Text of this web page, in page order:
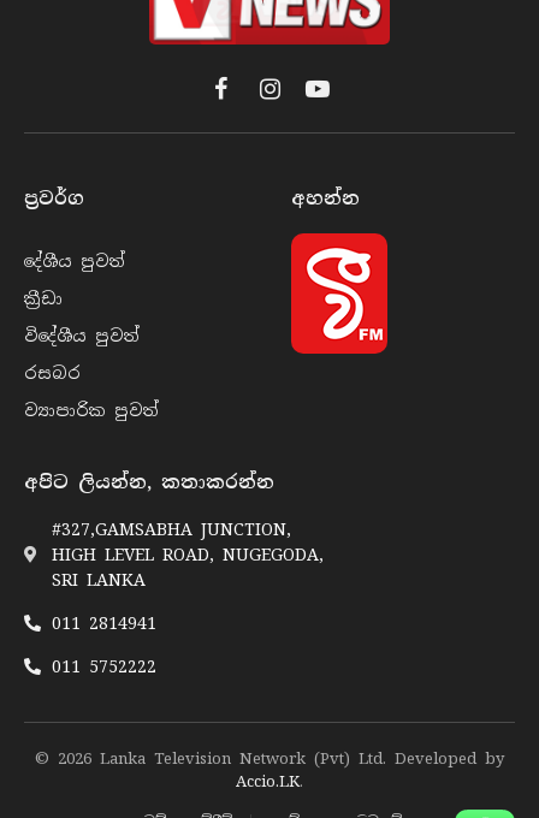
FacebookInstagramYouTube
ප්‍රවර්​ග
දේශීය පුව​ත්
ක්‍රී​ඩා
විදේශීය පුව​ත්
රසබ​ර
ව්‍යාපාරික පුව​ත්
අහන්​න
අපිට ලියන්න, කතාකරන්න
#327,GAMSABHA JUNCTION,
HIGH LEVEL ROAD, NUGEGODA,
SRI LANKA
011 2814941
011 5752222
© 2026 Lanka Television Network (Pvt) Ltd. Developed by
Accio.LK.